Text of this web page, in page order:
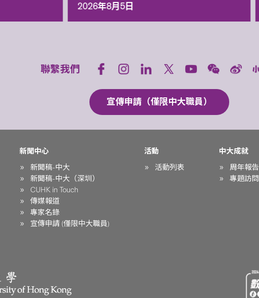
2026年8月5日
聯繫我們
宣傳申請（僅限中大職員）
新聞中心
新聞稿-中大
新聞稿-中大（深圳）
CUHK in Touch
傳媒報道
專家名錄
宣傳申請 (僅限中大職員)
活動
活動列表
中大成就
周年報告
專題訪問